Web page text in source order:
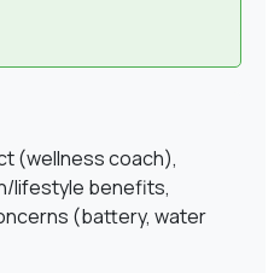
(wellness coach),
lifestyle benefits,
(battery, water